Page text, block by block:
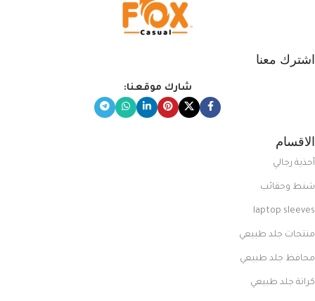
اشترك معنا
شارك موقعنا:
الاقسام
أحذية رجالي
شنط وحقائب
laptop sleeves
منتجات جلد طبيعي
محافظ جلد طبيعي
كراتة جلد طبيعي